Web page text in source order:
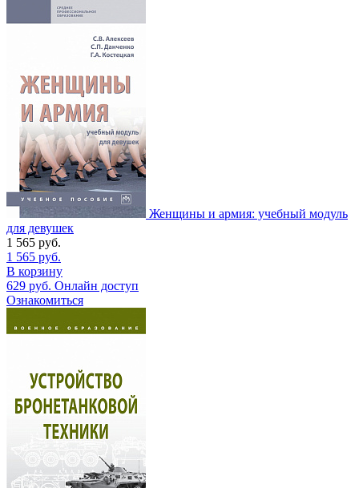
Женщины и армия: учебный модуль
для девушек
1 565 руб.
1 565 руб.
В корзину
629 руб. Онлайн доступ
Ознакомиться